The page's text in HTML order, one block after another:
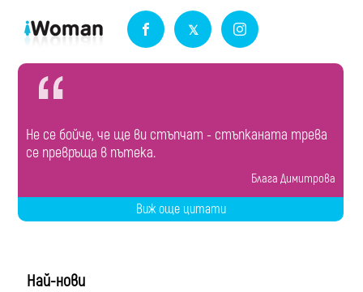
Не се бойче, че ще ви стъпчат - стъпканата трева
се превръща в пътека.
Блага Димитрова
Виж още цитати
Най-нови